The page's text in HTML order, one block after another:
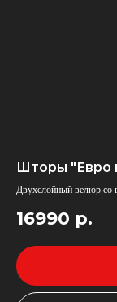
Шторы "Евро
Двухслойный велюр со
16990 р.
У